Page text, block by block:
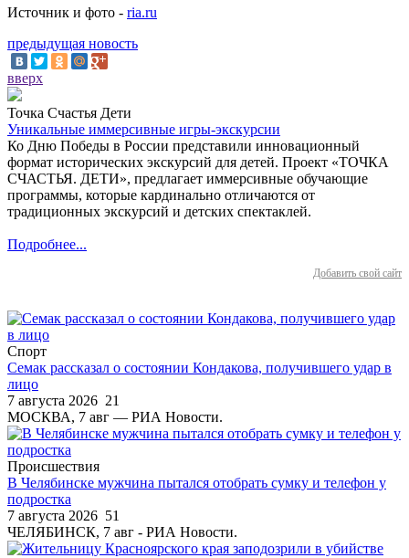
Источник и фото - ria.ru
предыдущая новость
вверх
Точка Счастья Дети
Уникальные иммерсивные игры-экскурсии
Ко Дню Победы в России представили инновационный
формат исторических экскурсий для детей. Проект «ТОЧКА
СЧАСТЬЯ. ДЕТИ», предлагает иммерсивные обучающие
программы, которые кардинально отличаются от
традиционных экскурсий и детских спектаклей.
Подробнее...
Добавить свой сайт
Спорт
Семак рассказал о состоянии Кондакова, получившего удар в
лицо
7 августа 2026 21
МОСКВА, 7 авг — РИА Новости.
Происшествия
В Челябинске мужчина пытался отобрать сумку и телефон у
подростка
7 августа 2026 51
ЧЕЛЯБИНСК, 7 авг - РИА Новости.